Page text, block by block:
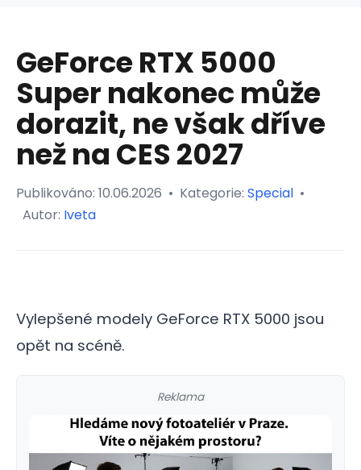
GeForce RTX 5000
Super nakonec může
dorazit, ne však dříve
než na CES 2027
Publikováno: 10.06.2026 • Kategorie: Special •
Autor: Iveta
Vylepšené modely GeForce RTX 5000 jsou
opět na scéně.
Reklama